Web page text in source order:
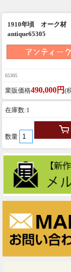
1910年頃 オーク材
antique65305
65305
業販価格490,000円 (
在庫数:1
数量